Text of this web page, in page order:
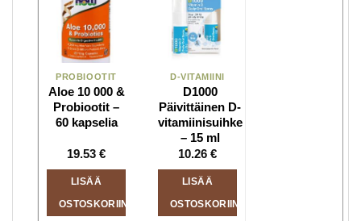
PROBIOOTIT
Aloe 10 000 &
Probiootit –
60 kapselia
19.53 €
LISÄÄ
OSTOSKORIIN
D-VITAMIINI
D1000
Päivittäinen D-
vitamiinisuihke
– 15 ml
10.26 €
LISÄÄ
OSTOSKORIIN